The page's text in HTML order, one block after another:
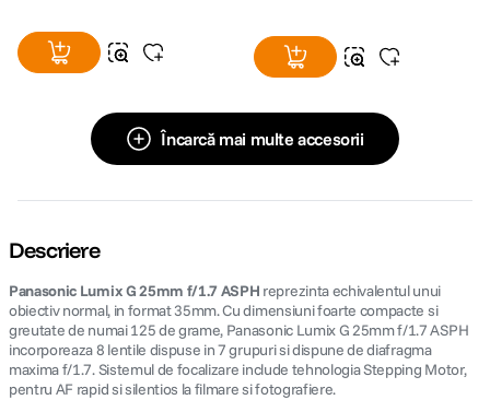
Încarcă mai multe accesorii
Descriere
Panasonic Lumix G 25mm f/1.7 ASPH reprezinta echivalentul unui
obiectiv normal, in format 35mm. Cu dimensiuni foarte compacte si
greutate de numai 125 de grame, Panasonic Lumix G 25mm f/1.7 ASPH
incorporeaza 8 lentile dispuse in 7 grupuri si dispune de diafragma
maxima f/1.7. Sistemul de focalizare include tehnologia Stepping Motor,
pentru AF rapid si silentios la filmare si fotografiere.